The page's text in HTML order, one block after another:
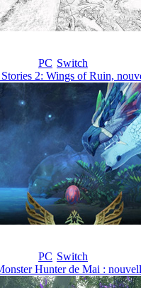
PC Switch
2: Wings of Ruin,
PC Switch
Hunter de Mai :